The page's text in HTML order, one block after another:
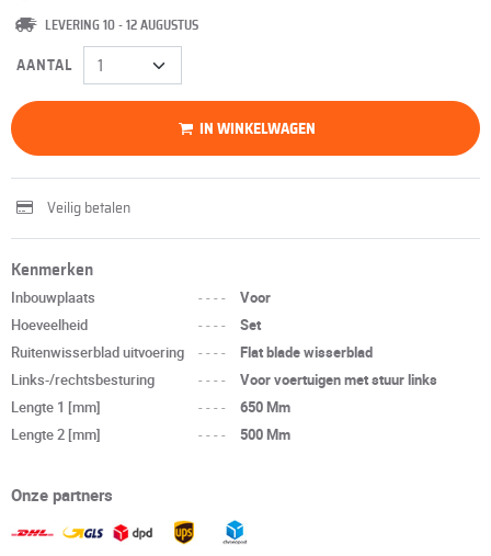
LEVERING 10 - 12 AUGUSTUS
AANTAL
IN WINKELWAGEN
Veilig betalen
Kenmerken
Inbouwplaats ----
Voor
Hoeveelheid
----
Set
Ruitenwisserblad uitvoering
----
Flat blade wisserblad
Links-/rechtsbesturing
----
Voor voertuigen met stuur links
Lengte 1 [mm]
----
650 Mm
Lengte 2 [mm]
---- 500 Mm
Onze partners